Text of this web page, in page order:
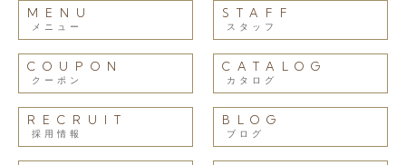
MENU
メニュー
STAFF
スタッフ
COUPON
クーポン
CATALOG
カタログ
RECRUIT
採用情報
BLOG
ブログ